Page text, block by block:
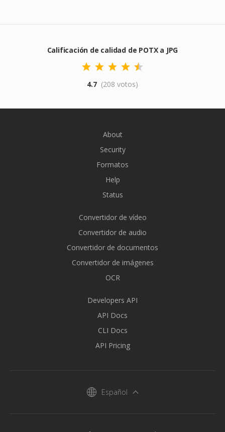
Calificación de calidad de POTX a JPG
4.7 (208 votos)
About
Security
Formatos
Help
Status
Convertidor de vídeo
Convertidor de audio
Convertidor de documentos
Convertidor de imágenes
OCR
Developers API
API Docs
CLI Docs
API Pricing
Español